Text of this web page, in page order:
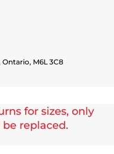
M6L 3C8
for sizes, only
replaced.